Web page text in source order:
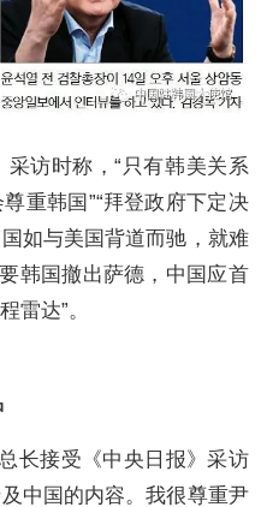
访时称，“只有韩美关系
重韩国”“拜登政府下定决
如与美国背道而驰，就难
韩国撤出萨德，中国应首
雷达”。
长接受《中央日报》采访
中国的内容。我很尊重尹